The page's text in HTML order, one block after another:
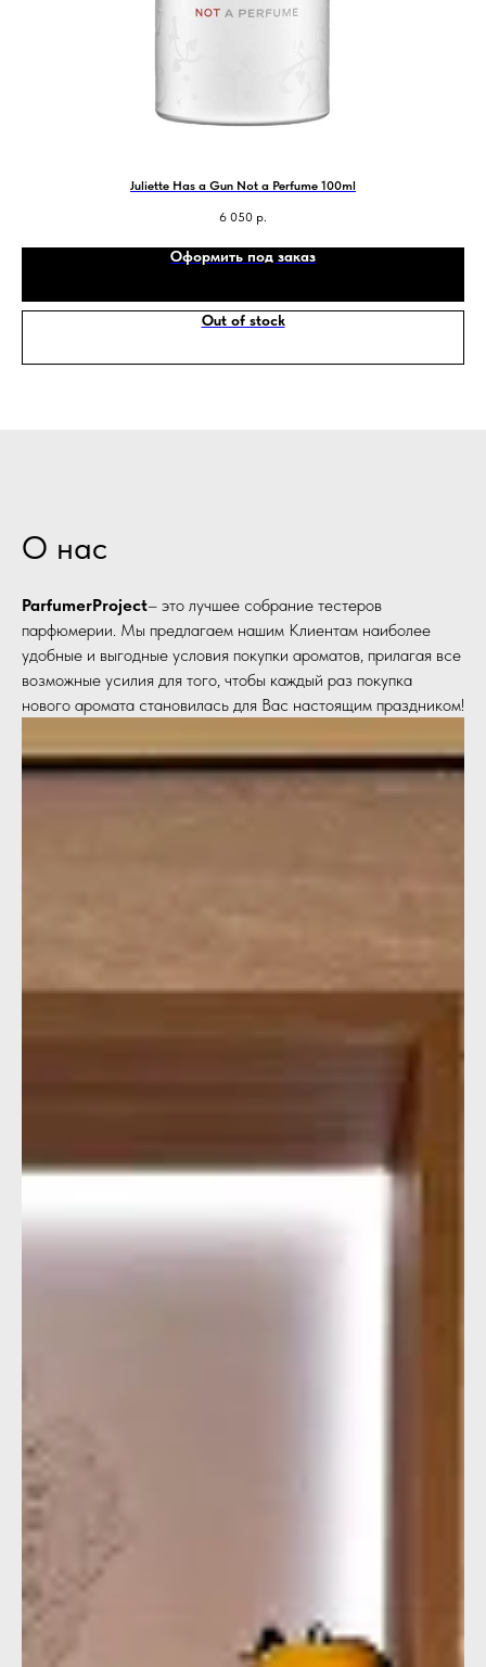
Juliette Has a Gun Not a Perfume 100ml
6 050 р.
Оформить под заказ
Out of stock
О нас
ParfumerProject– это лучшее собрание тестеров
парфюмерии. Мы предлагаем нашим Клиентам наиболее
удобные и выгодные условия покупки ароматов, прилагая все
возможные усилия для того, чтобы каждый раз покупка
нового аромата становилась для Вас настоящим праздником!